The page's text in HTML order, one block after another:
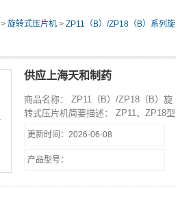
>旋转式压片机 >ZP11（B）/ZP18（B）系列旋
供应上海天和制药
商品名称： ZP11（B）/ZP18（B）旋
转式压片机简要描述： ZP11、ZP18型
工、日用品、制药等行业，将各种颗粒
状原料连续压成形的专业设备。
更新时间：2026-06-08
产品型号：